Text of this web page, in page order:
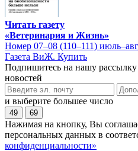
Читать газету
«Ветеринария и Жизнь»
Номер 07–08 (110–111)
Газета ВиЖ. Купить
Подпишитесь на нашу рассылку
новостей
и выберите большее число
49 69
Нажимая на кнопку, Вы
персональных данных в
конфиденциальности»